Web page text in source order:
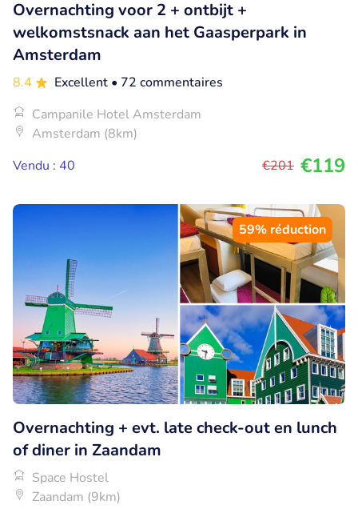
Overnachting voor 2 + ontbijt +
welkomstsnack aan het Gaasperpark in
Amsterdam
8.4 Excellent • 72 commentaires
Campanile Hotel Amsterdam
Amsterdam (8km)
Vendu : 40
€201 €119
59% réduction
Overnachting + evt. late check-out en lunch
of diner in Zaandam
Space Hostel
Zaandam (9km)